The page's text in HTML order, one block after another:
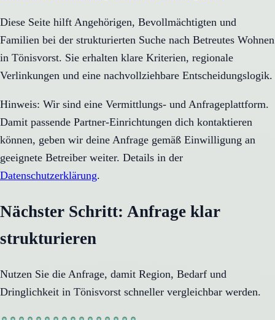
Diese Seite hilft Angehörigen, Bevollmächtigten und
Familien bei der strukturierten Suche nach Betreutes Wohnen
in Tönisvorst. Sie erhalten klare Kriterien, regionale
Verlinkungen und eine nachvollziehbare Entscheidungslogik.
Hinweis: Wir sind eine Vermittlungs- und Anfrageplattform.
Damit passende Partner-Einrichtungen dich kontaktieren
können, geben wir deine Anfrage gemäß Einwilligung an
geeignete Betreiber weiter. Details in der
Datenschutzerklärung.
Nächster Schritt: Anfrage klar
strukturieren
Nutzen Sie die Anfrage, damit Region, Bedarf und
Dringlichkeit in Tönisvorst schneller vergleichbar werden.